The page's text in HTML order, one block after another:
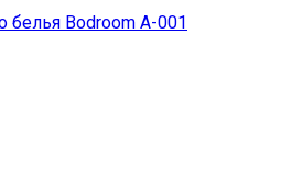
белья Bodroom A-001